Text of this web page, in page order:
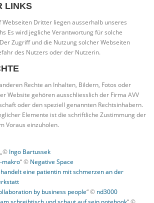
LINKS
Webseiten Dritter liegen ausserhalb unseres
Es wird jegliche Verantwortung für solche
Zugriff und die Nutzung solcher Webseiten
des Nutzers oder der Nutzerin.
Rechte an Inhalten, Bildern, Fotos oder
Website gehören ausschliesslich der Firma AVV
oder den speziell genannten Rechtsinhabern.
Elemente ist die schriftliche Zustimmung der
Voraus einzuholen.
„© Ingo Bartussek
makro“ © Negative Space
eine patientin mit schmerzen an der
by business people“ © nd3000